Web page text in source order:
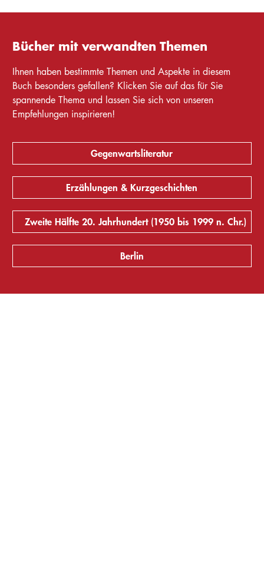
Bücher mit verwandten Themen
Ihnen haben bestimmte Themen und Aspekte in diesem
Buch besonders gefallen? Klicken Sie auf das für Sie
spannende Thema und lassen Sie sich von unseren
Empfehlungen inspirieren!
Gegenwartsliteratur
Erzählungen & Kurzgeschichten
Zweite Hälfte 20. Jahrhundert (1950 bis 1999 n. Chr.)
Berlin